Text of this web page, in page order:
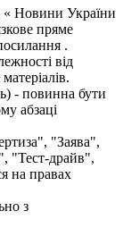
« Новини України
пряме
.
від
- повинна бути
абзаці
"Заява",
"Тест-драйв",
на правах
з